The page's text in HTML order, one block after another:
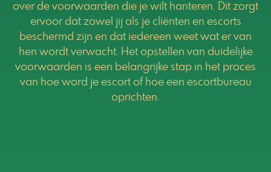
over de voorwaarden die je wilt hanteren. Dit zorgt
ervoor dat zowel jij als je cliënten en escorts
beschermd zijn en dat iedereen weet wat er van
hen wordt verwacht. Het opstellen van duidelijke
voorwaarden is een belangrijke stap in het proces
van hoe word je escort of hoe een escortbureau
oprichten.